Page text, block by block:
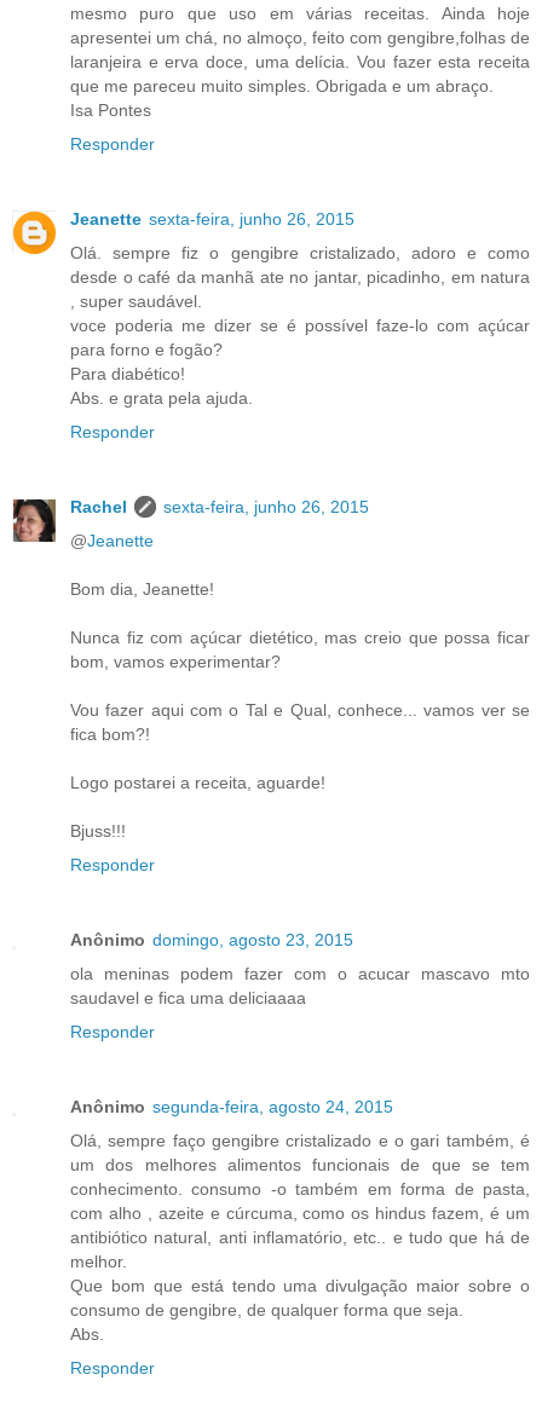
mesmo puro que uso em várias receitas. Ainda hoje
apresentei um chá, no almoço, feito com gengibre,folhas de
laranjeira e erva doce, uma delícia. Vou fazer esta receita
que me pareceu muito simples. Obrigada e um abraço.
Isa Pontes
Responder
Jeanette sexta-feira, junho 26, 2015
Olá. sempre fiz o gengibre cristalizado, adoro e como
desde o café da manhã ate no jantar, picadinho, em natura
, super saudável.
voce poderia me dizer se é possível faze-lo com açúcar
para forno e fogão?
Para diabético!
Abs. e grata pela ajuda.
Responder
Rachel
sexta-feira, junho 26, 2015
@Jeanette
Bom dia, Jeanette!
Nunca fiz com açúcar dietético, mas creio que possa ficar
bom, vamos experimentar?
Vou fazer aqui com o Tal e Qual, conhece... vamos ver se
fica bom?!
Logo postarei a receita, aguarde!
Bjuss!!!
Responder
Anônimo domingo, agosto 23, 2015
ola meninas podem fazer com o acucar mascavo mto
saudavel e fica uma deliciaaaa
Responder
Anônimo segunda-feira, agosto 24, 2015
Olá, sempre faço gengibre cristalizado e o gari também, é
um dos melhores alimentos funcionais de que se tem
conhecimento. consumo -o também em forma de pasta,
com alho , azeite e cúrcuma, como os hindus fazem, é um
antibiótico natural, anti inflamatório, etc.. e tudo que há de
melhor.
Que bom que está tendo uma divulgação maior sobre o
consumo de gengibre, de qualquer forma que seja.
Abs.
Responder